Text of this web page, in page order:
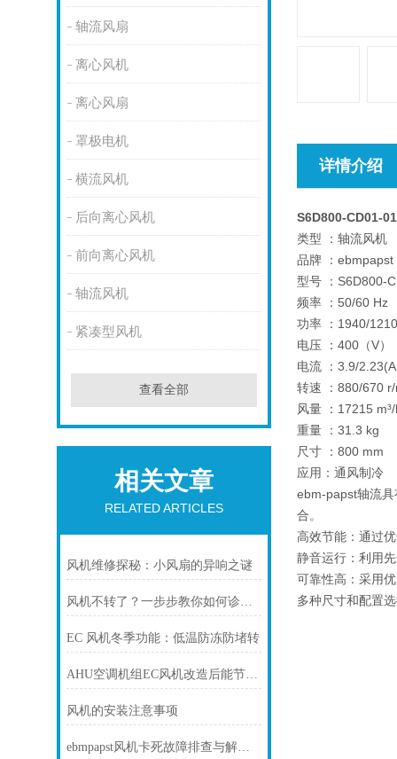
轴流风扇
离心风机
离心风扇
罩极电机
横流风机
后向离心风机
前向离心风机
轴流风机
紧凑型风机
查看全部
相关文章
RELATED ARTICLES
风机维修探秘：小风扇的异响之谜
风机不转了？一步步教你如何诊断故障
EC 风机冬季功能：低温防冻防堵转
AHU空调机组EC风机改造后能节电多少？
风机的安装注意事项
ebmpapst风机卡死故障排查与解决方法
详情介绍
S6D800-CD01-
类型 ：轴流风机
品牌 ：ebmpapst
型号 ：S6D800-
频率 ：50/60 Hz
功率 ：1940/
电压 ：400（V）
电流 ：3.9/
转速 ：880/670
风量 ：17215
重量 ：31.3 kg
尺寸 ：800 mm
应用：通风制冷
ebm-papst轴流
合。
高效节能：通过
静音运行：利用
可靠性高：采用
多种尺寸和配置